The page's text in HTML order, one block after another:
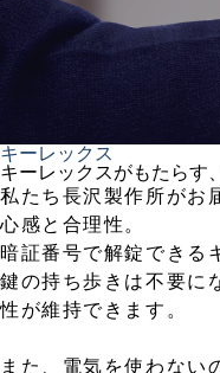
キーレックス
キーレックスがもたらす
私たち長沢製作所がお
心感と合理性。
暗証番号で解錠できる
鍵の持ち歩きは不要に
性が維持できます。
また、電気を使わない